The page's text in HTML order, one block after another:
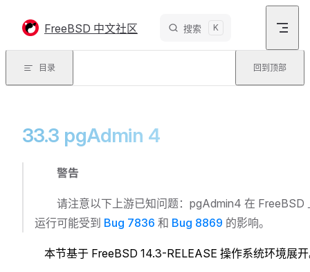
FreeBSD 中文社区 搜索 K
目录 回到顶部
33.3 pgAdmin 4
警告
请注意以下上游已知问题：pgAdmin4 在 FreeBSD
运行可能受到 Bug 7836 和 Bug 8869 的影响。
本节基于 FreeBSD 14.3-RELEASE 操作系统环境展